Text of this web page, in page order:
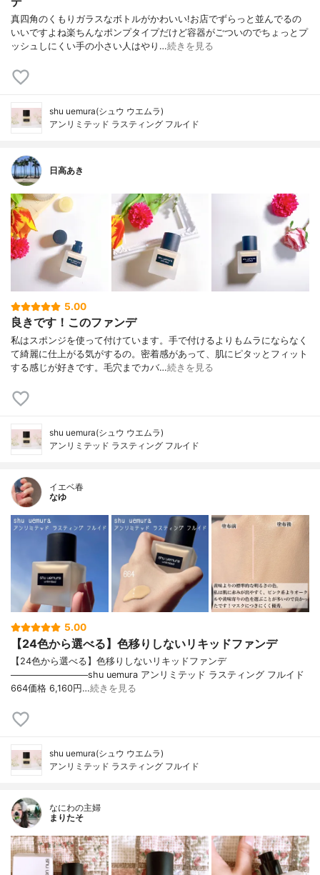
真四角のくもりガラスなボトルがかわいい!お店でずらっと並んでるの
いいですよね楽ちんなポンプタイプだけど容器がごついのでちょっとプ
ッシュしにくい手の小さい人はやり…続きを見る
shu uemura(シュウ ウエムラ)
アンリミテッド ラスティング フルイド
日高あき
5.00
良きです！このファンデ
私はスポンジを使って付けています。手で付けるよりもムラにならなく
て綺麗に仕上がる気がするの。密着感があって、肌にピタッとフィット
する感じが好きです。毛穴までカバ…続きを見る
shu uemura(シュウ ウエムラ)
アンリミテッド ラスティング フルイド
イエベ春
なゆ
5.00
【24色から選べる】色移りしないリキッドファンデ
【24色から選べる】色移りしないリキッドファンデ
────────────shu uemura アンリミテッド ラスティング フルイド
664価格 6,160円…続きを見る
shu uemura(シュウ ウエムラ)
アンリミテッド ラスティング フルイド
なにわの主婦
まりたそ